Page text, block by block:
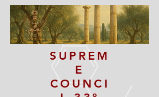
SUPREM
E
COUNCI